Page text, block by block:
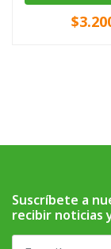
Suscríbete a
recibir noticias